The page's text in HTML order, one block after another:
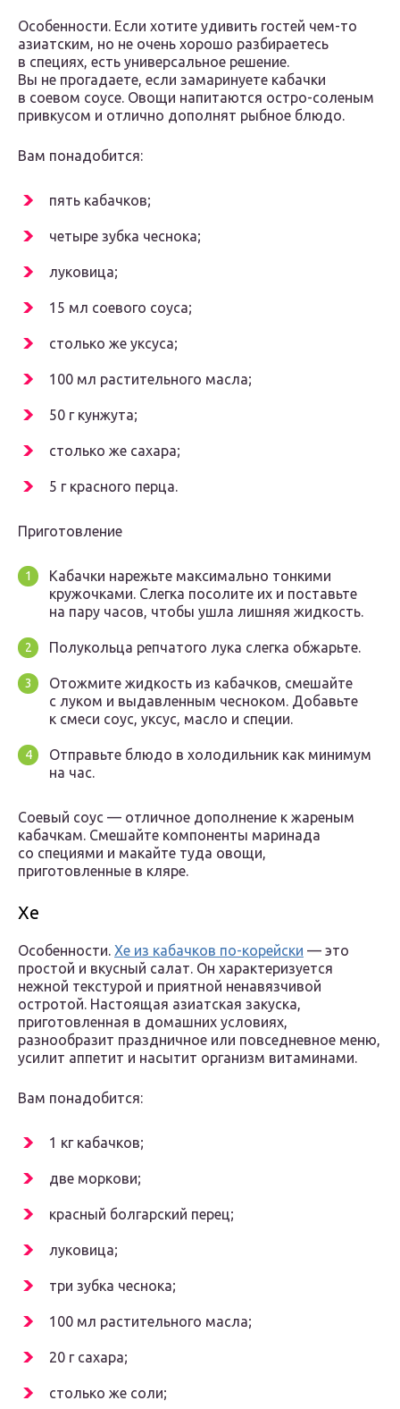
Особенности. Если хотите удивить гостей чем-то
азиатским, но не очень хорошо разбираетесь
в специях, есть универсальное решение.
Вы не прогадаете, если замаринуете кабачки
в соевом соусе. Овощи напитаются остро-соленым
привкусом и отлично дополнят рыбное блюдо.
Вам понадобится:
пять кабачков;
четыре зубка чеснока;
луковица;
15 мл соевого соуса;
столько же уксуса;
100 мл растительного масла;
50 г кунжута;
столько же сахара;
5 г красного перца.
Приготовление
Кабачки нарежьте максимально тонкими
кружочками. Слегка посолите их и поставьте
на пару часов, чтобы ушла лишняя жидкость.
Полукольца репчатого лука слегка обжарьте.
Отожмите жидкость из кабачков, смешайте
с луком и выдавленным чесноком. Добавьте
к смеси соус, уксус, масло и специи.
Отправьте блюдо в холодильник как минимум
на час.
Соевый соус — отличное дополнение к жареным
кабачкам. Смешайте компоненты маринада
со специями и макайте туда овощи,
приготовленные в кляре.
Хе
Особенности. Хе из кабачков по-корейски — это
простой и вкусный салат. Он характеризуется
нежной текстурой и приятной ненавязчивой
остротой. Настоящая азиатская закуска,
приготовленная в домашних условиях,
разнообразит праздничное или повседневное меню,
усилит аппетит и насытит организм витаминами.
Вам понадобится:
1 кг кабачков;
две моркови;
красный болгарский перец;
луковица;
три зубка чеснока;
100 мл растительного масла;
20 г сахара;
столько же соли;